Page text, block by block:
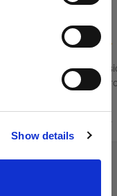
Show details
Limita la
tuo softbox
1.279,00 kr.